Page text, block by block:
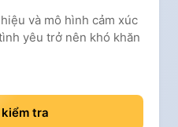
và mô hình cảm xúc
yêu trở nên khó khăn
tra